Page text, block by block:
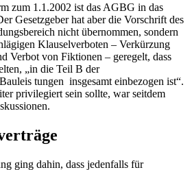
zum 1.1.2002 ist das AGBG in das
Gesetzgeber hat aber die Vorschrift des
nicht übernommen, sondern
Klauselverboten – Verkürzung
Verbot von Fiktionen – geregelt, dass
„in die Teil B der
tungen insgesamt einbezogen ist“.
privilegiert sein sollte, war seitdem
ging dahin, dass jedenfalls für